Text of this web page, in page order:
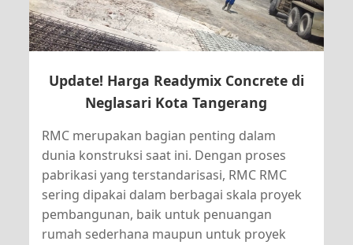
Update! Harga Readymix Concrete di
Neglasari Kota Tangerang
RMC merupakan bagian penting dalam
dunia konstruksi saat ini. Dengan proses
pabrikasi yang terstandarisasi, RMC RMC
sering dipakai dalam berbagai skala proyek
pembangunan, baik untuk penuangan
rumah sederhana maupun untuk proyek